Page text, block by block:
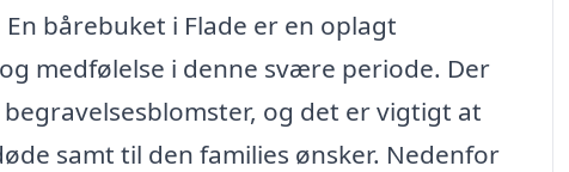
bårebuket i Flade er en oplagt
medfølelse i denne svære periode. Der
og det er vigtigt at
samt til den families ønsker. Nedenfor